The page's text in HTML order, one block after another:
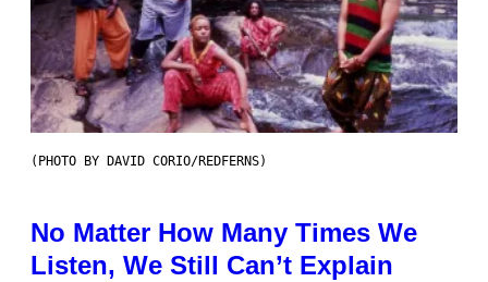
(PHOTO BY DAVID CORIO/REDFERNS)
No Matter How Many Times We
Listen, We Still Can’t Explain